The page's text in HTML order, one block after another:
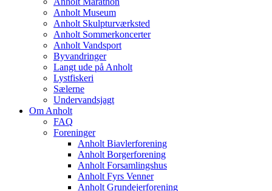
Anholt Museum
Anholt Skulpturværksted
Anholt Sommerkoncerter
Anholt Vandsport
Byvandringer
Langt ude på Anholt
Lystfiskeri
Sælerne
Undervandsjagt
Om Anholt
FAQ
Foreninger
Anholt Biavlerforening
Anholt Borgerforening
Anholt Forsamlingshus
Anholt Fyrs Venner
Anholt Grundejerforening